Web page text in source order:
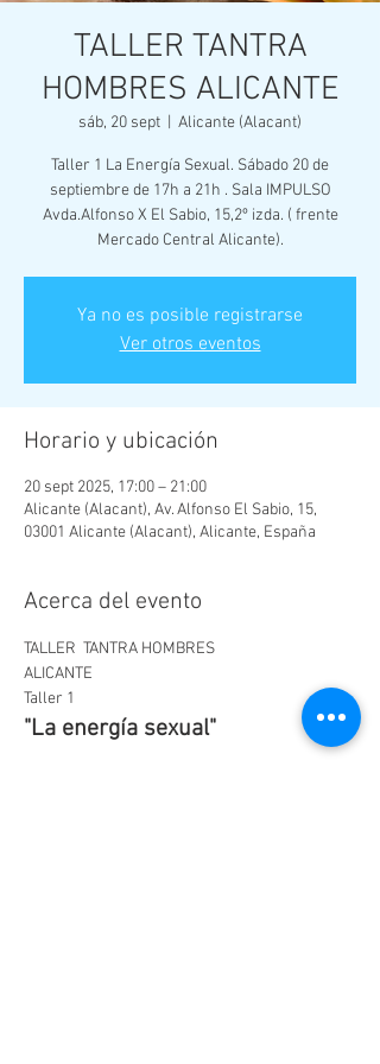
TALLER TANTRA
HOMBRES ALICANTE
sáb, 20 sept Alicante (Alacant)
Taller 1 La Energía Sexual. Sábado 20 de
septiembre de 17h a 21h . Sala IMPULSO
Avda.Alfonso X El Sabio, 15,2º izda. ( frente
Mercado Central Alicante).
Ya no es posible registrarse
Ver otros eventos
Horario y ubicación
20 sept 2025, 17:00 – 21:00
Alicante (Alacant), Av. Alfonso El Sabio, 15,
03001 Alicante (Alacant), Alicante, España
Acerca del evento
TALLER  TANTRA HOMBRES
ALICANTE
Taller 1
"La energía sexual"